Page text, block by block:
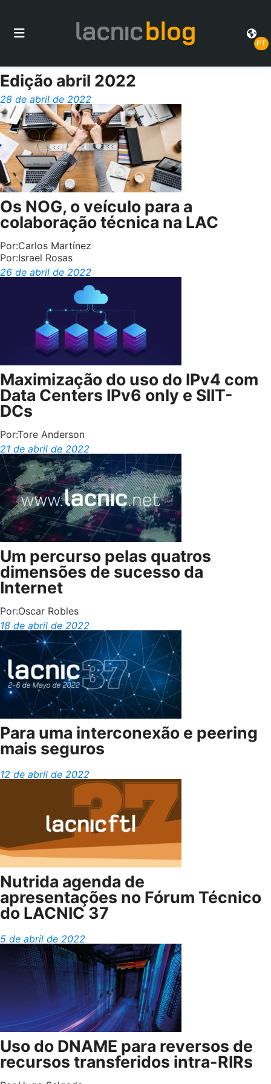
PT
Edição abril 2022
28 de abril de 2022
Os NOG, o veículo para a
colaboração técnica na LAC
Por:Carlos Martínez
Por:Israel Rosas
26 de abril de 2022
Maximização do uso do IPv4 com
Data Centers IPv6 only e SIIT-
DCs
Por:Tore Anderson
21 de abril de 2022
Um percurso pelas quatros
dimensões de sucesso da
Internet
Por:Oscar Robles
18 de abril de 2022
Para uma interconexão e peering
mais seguros
12 de abril de 2022
Nutrida agenda de
apresentações no Fórum Técnico
do LACNIC 37
5 de abril de 2022
Uso do DNAME para reversos de
recursos transferidos intra-RIRs